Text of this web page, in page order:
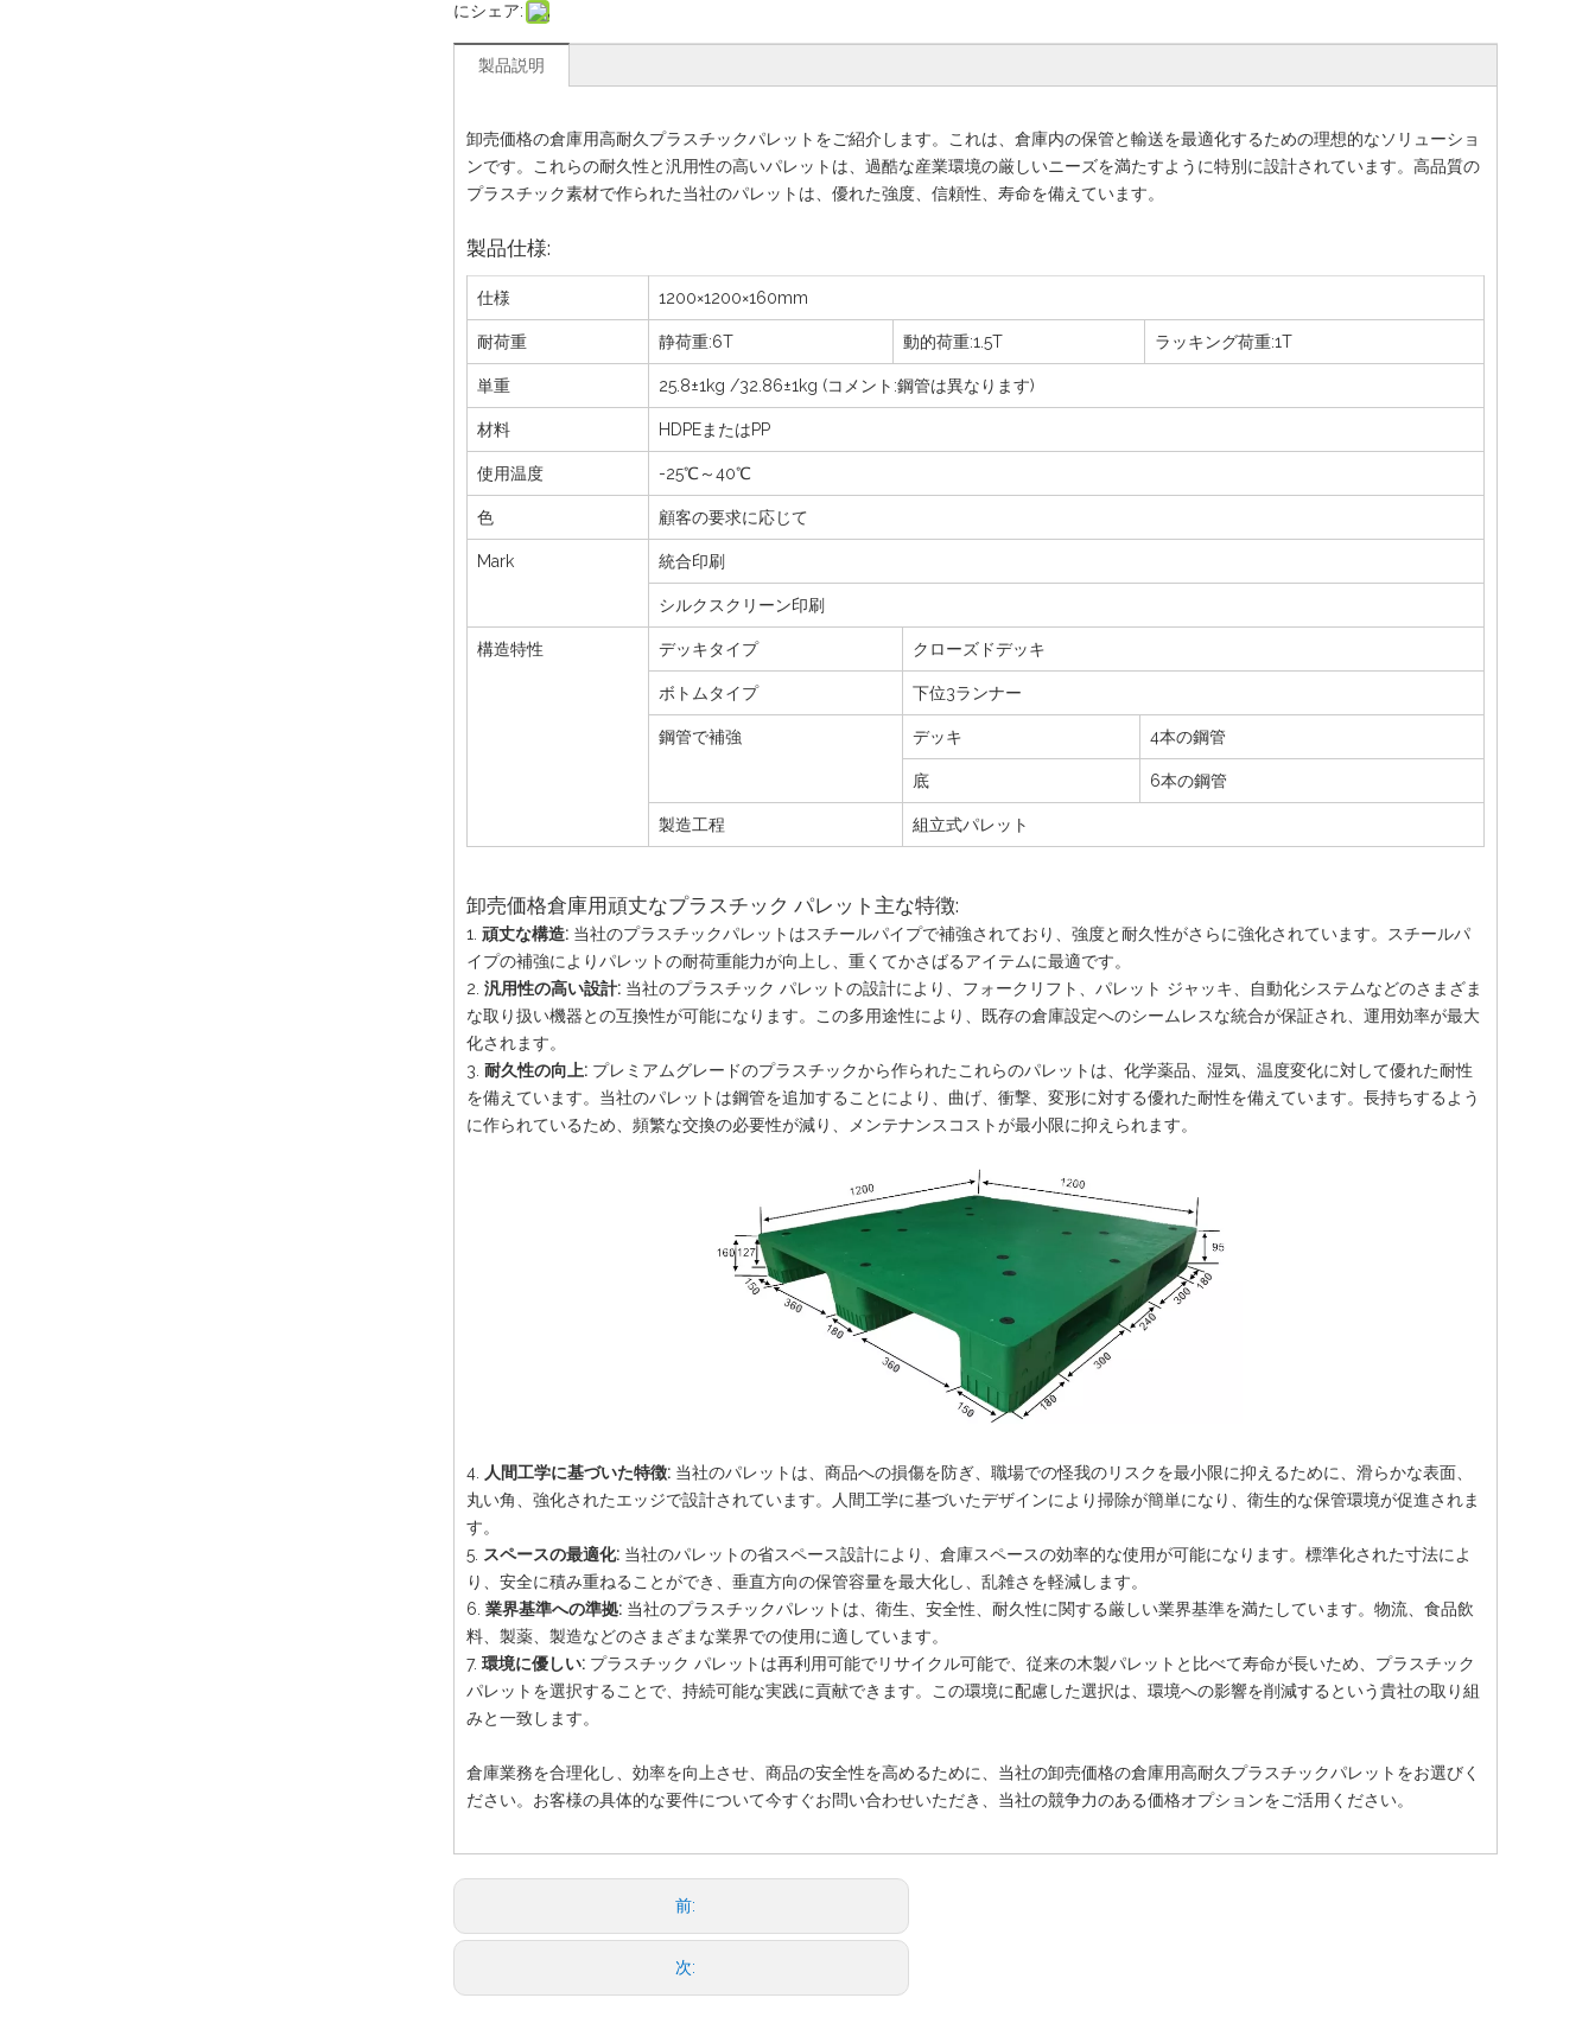
にシェア:
製品説明
卸売価格の倉庫用高耐久プラスチックパレットをご紹介します。これは、倉庫内の保管と輸送を最適化するための理想的なソリューショ
ンです。これらの耐久性と汎用性の高いパレットは、過酷な産業環境の厳しいニーズを満たすように特別に設計されています。高品質の
プラスチック素材で作られた当社のパレットは、優れた強度、信頼性、寿命を備えています。
製品仕様:
仕様 1200×1200×160mm
耐荷重 静荷重:6T 動的荷重:1.5T ラッキング荷重:1T
単重 25.8±1kg /32.86±1kg (コメント:鋼管は異なります)
材料 HDPEまたはPP
使用温度 -25℃～40℃
色 顧客の要求に応じて
Mark 統合印刷
シルクスクリーン印刷
構造特性 デッキタイプ クローズドデッキ
ボトムタイプ 下位3ランナー
鋼管で補強 デッキ 4本の鋼管
底 6本の鋼管
製造工程 組立式パレット
卸売価格倉庫用頑丈なプラスチック パレット主な特徴:
1. 頑丈な構造: 当社のプラスチックパレットはスチールパイプで補強されており、強度と耐久性がさらに強化されています。スチールパ
イプの補強によりパレットの耐荷重能力が向上し、重くてかさばるアイテムに最適です。
2. 汎用性の高い設計: 当社のプラスチック パレットの設計により、フォークリフト、パレット ジャッキ、自動化システムなどのさまざま
な取り扱い機器との互換性が可能になります。この多用途性により、既存の倉庫設定へのシームレスな統合が保証され、運用効率が最大
化されます。
3. 耐久性の向上: プレミアムグレードのプラスチックから作られたこれらのパレットは、化学薬品、湿気、温度変化に対して優れた耐性
を備えています。当社のパレットは鋼管を追加することにより、曲げ、衝撃、変形に対する優れた耐性を備えています。長持ちするよう
に作られているため、頻繁な交換の必要性が減り、メンテナンスコストが最小限に抑えられます。
4. 人間工学に基づいた特徴: 当社のパレットは、商品への損傷を防ぎ、職場での怪我のリスクを最小限に抑えるために、滑らかな表面、
丸い角、強化されたエッジで設計されています。人間工学に基づいたデザインにより掃除が簡単になり、衛生的な保管環境が促進されま
す。
5. スペースの最適化: 当社のパレットの省スペース設計により、倉庫スペースの効率的な使用が可能になります。標準化された寸法によ
り、安全に積み重ねることができ、垂直方向の保管容量を最大化し、乱雑さを軽減します。
6. 業界基準への準拠: 当社のプラスチックパレットは、衛生、安全性、耐久性に関する厳しい業界基準を満たしています。物流、食品飲
料、製薬、製造などのさまざまな業界での使用に適しています。
7. 環境に優しい: プラスチック パレットは再利用可能でリサイクル可能で、従来の木製パレットと比べて寿命が長いため、プラスチック
パレットを選択することで、持続可能な実践に貢献できます。この環境に配慮した選択は、環境への影響を削減するという貴社の取り組
みと一致します。
倉庫業務を合理化し、効率を向上させ、商品の安全性を高めるために、当社の卸売価格の倉庫用高耐久プラスチックパレットをお選びく
ださい。お客様の具体的な要件について今すぐお問い合わせいただき、当社の競争力のある価格オプションをご活用ください。
前:
次: